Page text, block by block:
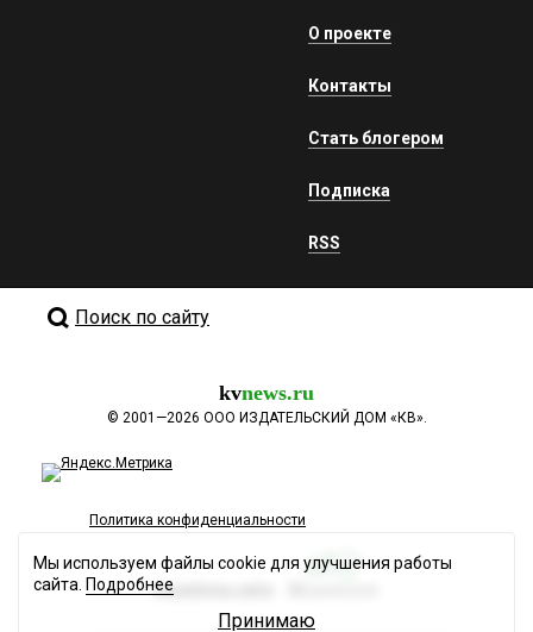
О проекте
Контакты
Стать блогером
Подписка
RSS
Поиск по сайту
kvnews.ru
© 2001—2026 ООО ИЗДАТЕЛЬСКИЙ ДОМ «КВ».
Политика конфиденциальности
Разработка сайта
Мы используем файлы cookie для улучшения работы
сайта. Подробнее
Принимаю